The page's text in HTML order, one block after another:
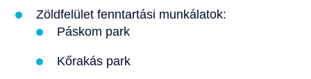
Zöldfelület fenntartási munkálatok:
Páskom park
Kőrakás park